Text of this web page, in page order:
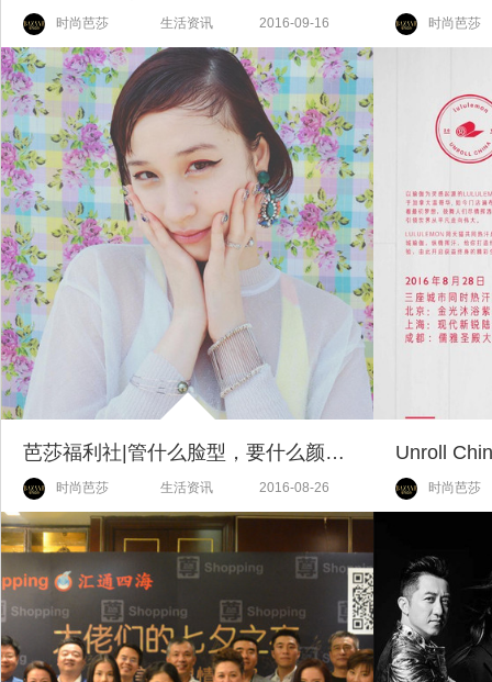
时尚芭莎 生活资讯 2016-09-16 时尚芭莎
芭莎福利社|管什么脸型，要什么颜值，你最想换的发型到底是神马？
时尚芭莎 生活资讯 2016-08-26 时尚芭莎